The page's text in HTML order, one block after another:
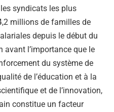
syndicats les plus
millions de familles de
depuis le début du
avant l’importance que le
du système de
de l’éducation et à la
et de l’innovation,
constitue un facteur